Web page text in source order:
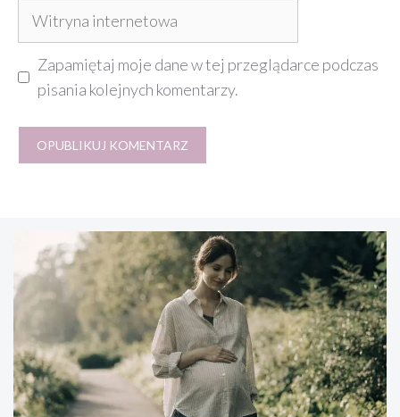
Witryna
internetowa
Zapamiętaj moje dane w tej przeglądarce podczas
pisania kolejnych komentarzy.